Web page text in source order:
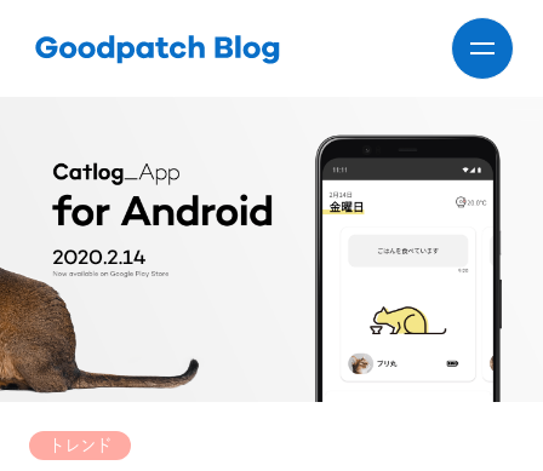
トレンド